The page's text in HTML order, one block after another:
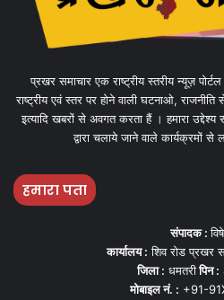
प्रखर समाचार एक राष्ट्रीय स्तरीय न्यूज़
राष्ट्रीय एवं स्तर पर होने वाली घटनाओ,
इत्यादि खबरों से अवगत करता हैं । हमारा
द्वारा चलाये जाने वाले कार्यक्रमों से
हमारा पता
संपादक :
कार्यालय : शिव रोड प्रखर
जिला : धमतरीपिन :
मोबाइल नं. : +91-